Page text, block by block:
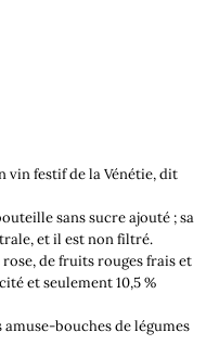
vin festif de la Vénétie, dit
sans sucre ajouté ; sa
et il est non filtré.
rose, de fruits rouges frais et
et seulement 10,5 %
bouches de légumes